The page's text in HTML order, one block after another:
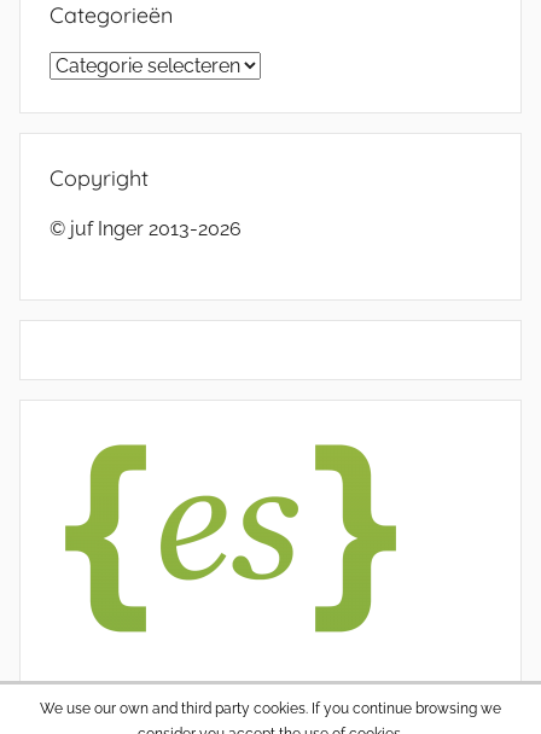
Categorieën
Categorieën
Copyright
© juf Inger 2013-2026
We use our own and third party cookies. If you continue browsing we